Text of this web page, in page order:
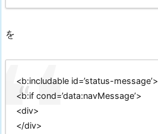
を
<b:includable id=’status-message’>
<b:if cond=’data:navMessage’>
<div>
</div>